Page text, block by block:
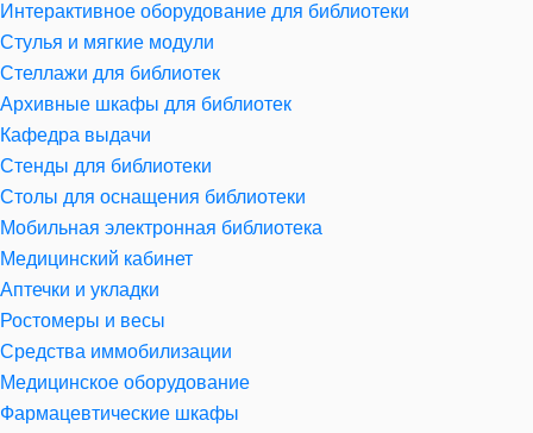
Интерактивное оборудование для библиотеки
Стулья и мягкие модули
Стеллажи для библиотек
Архивные шкафы для библиотек
Кафедра выдачи
Стенды для библиотеки
Столы для оснащения библиотеки
Мобильная электронная библиотека
Медицинский кабинет
Аптечки и укладки
Ростомеры и весы
Средства иммобилизации
Медицинское оборудование
Фармацевтические шкафы